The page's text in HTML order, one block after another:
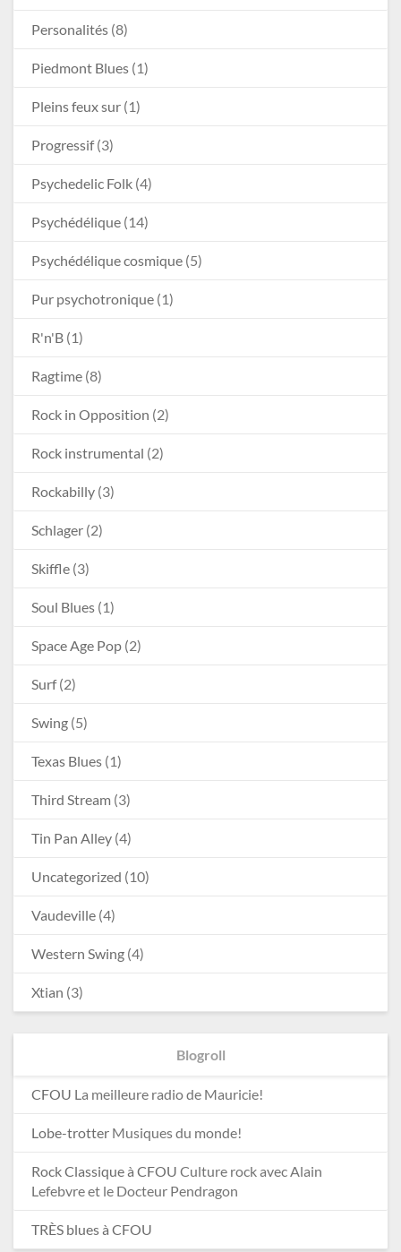
Personalités (8)
Piedmont Blues (1)
Pleins feux sur (1)
Progressif(3)
Psychedelic Folk (4)
Psychédélique (14)
Psychédélique cosmique (5)
Pur psychotronique (1)
R'n'B (1)
Ragtime (8)
Rock in Opposition (2)
Rock instrumental (2)
Rockabilly (3)
Schlager (2)
Skiffle (3)
Soul Blues (1)
Space Age Pop (2)
Surf(2)
Swing (5)
Texas Blues (1)
Third Stream (3)
Tin Pan Alley (4)
Uncategorized (10)
Vaudeville (4)
Western Swing (4)
Xtian (3)
Blogroll
CFOU La meilleure radio de Mauricie!
Lobe-trotter Musiques du monde!
Rock Classique à CFOU Culture rock avec Alain
Lefebvre et le Docteur Pendragon
TRÈS blues à CFOU